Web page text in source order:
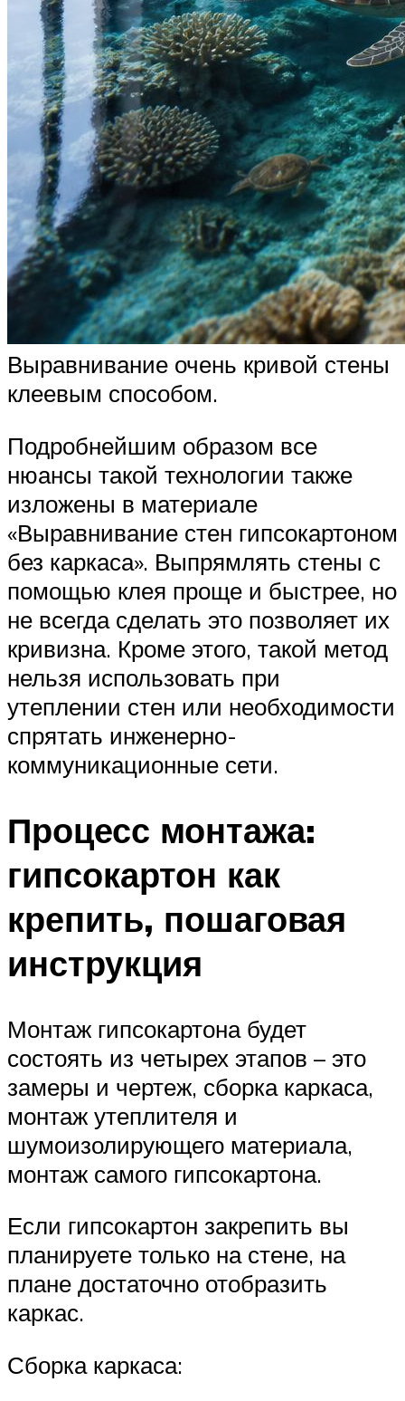
Выравнивание очень кривой стены
клеевым способом.
Подробнейшим образом все
нюансы такой технологии также
изложены в материале
«Выравнивание стен гипсокартоном
без каркаса». Выпрямлять стены с
помощью клея проще и быстрее, но
не всегда сделать это позволяет их
кривизна. Кроме этого, такой метод
нельзя использовать при
утеплении стен или необходимости
спрятать инженерно-
коммуникационные сети.
Процесс монтажа:
гипсокартон как
крепить, пошаговая
инструкция
Монтаж гипсокартона будет
состоять из четырех этапов – это
замеры и чертеж, сборка каркаса,
монтаж утеплителя и
шумоизолирующего материала,
монтаж самого гипсокартона.
Если гипсокартон закрепить вы
планируете только на стене, на
плане достаточно отобразить
каркас.
Сборка каркаса: